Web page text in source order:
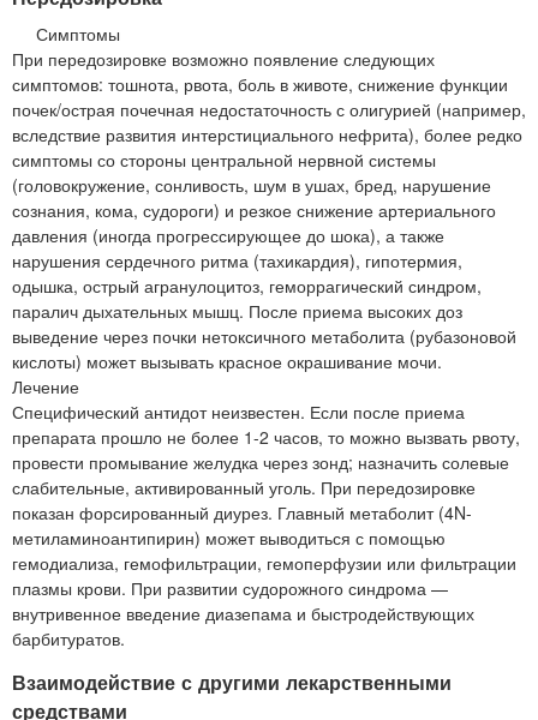
Симптомы
При передозировке возможно появление следующих
симптомов: тошнота, рвота, боль в животе, снижение функции
почек/острая почечная недостаточность с олигурией (например,
вследствие развития интерстициального нефрита), более редко
симптомы со стороны центральной нервной системы
(головокружение, сонливость, шум в ушах, бред, нарушение
сознания, кома, судороги) и резкое снижение артериального
давления (иногда прогрессирующее до шока), а также
нарушения сердечного ритма (тахикардия), гипотермия,
одышка, острый агранулоцитоз, геморрагический синдром,
паралич дыхательных мышц. После приема высоких доз
выведение через почки нетоксичного метаболита (рубазоновой
кислоты) может вызывать красное окрашивание мочи.
Лечение
Специфический антидот неизвестен. Если после приема
препарата прошло не более 1-2 часов, то можно вызвать рвоту,
провести промывание желудка через зонд; назначить солевые
слабительные, активированный уголь. При передозировке
показан форсированный диурез. Главный метаболит (4N-
метиламиноантипирин) может выводиться с помощью
гемодиализа, гемофильтрации, гемоперфузии или фильтрации
плазмы крови. При развитии судорожного синдрома —
внутривенное введение диазепама и быстродействующих
барбитуратов.
Взаимодействие с другими лекарственными
средствами